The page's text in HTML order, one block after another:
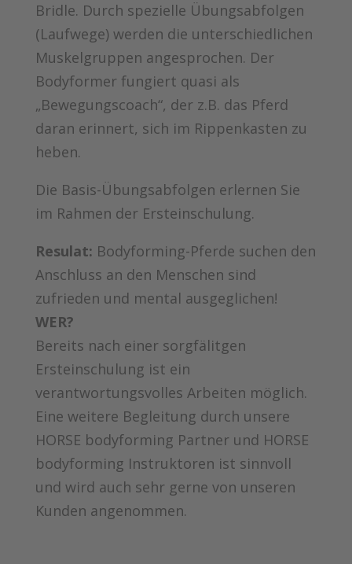
Bridle. Durch spezielle Übungsabfolgen
(Laufwege) werden die unterschiedlichen
Muskelgruppen angesprochen. Der
Bodyformer fungiert quasi als
„Bewegungscoach“, der z.B. das Pferd
daran erinnert, sich im Rippenkasten zu
heben.
Die Basis-Übungsabfolgen erlernen Sie
im Rahmen der Ersteinschulung.
Resulat: Bodyforming-Pferde suchen den
Anschluss an den Menschen sind
zufrieden und mental ausgeglichen!
WER?
Bereits nach einer sorgfälitgen
Ersteinschulung ist ein
verantwortungsvolles Arbeiten möglich.
Eine weitere Begleitung durch unsere
HORSE bodyforming Partner und HORSE
bodyforming Instruktoren ist sinnvoll
und wird auch sehr gerne von unseren
Kunden angenommen.